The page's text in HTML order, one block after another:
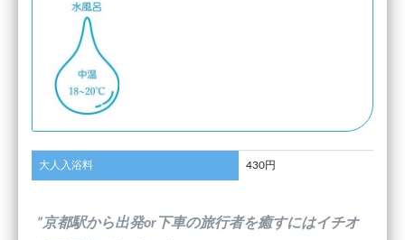
大人入浴料 430円
”京都駅から出発or下車の旅行者を癒すにはイチオ